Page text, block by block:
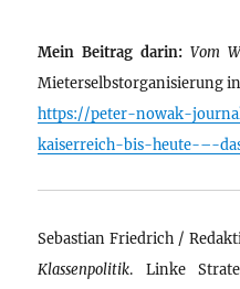
Mein Beitrag darin: Vom
Mieterselbstorganisierung
https://peter-nowak-
kaiserreich-bis-heute-–-
Sebastian Friedrich /
Klassenpolitik. Linke